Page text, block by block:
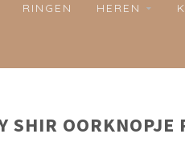
RINGEN HEREN
SHIR OORKNOPJE